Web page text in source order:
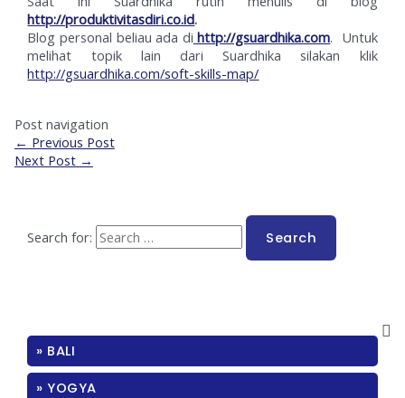
http://produktivitasdiri.co.id.
Blog personal beliau ada di http://gsuardhika.com. Untuk
melihat topik lain dari Suardhika silakan klik
http://gsuardhika.com/soft-skills-map/
Post navigation
← Previous Post
Next Post →
Search for:
» BALI
» YOGYA